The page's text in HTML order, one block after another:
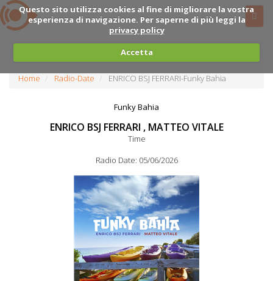
Questo sito utilizza cookies al fine di migliorare la vostra
esperienza di navigazione. Per saperne di più leggi la
privacy policy
Accetta
Home Radio-Date ENRICO BSJ FERRARI-Funky Bahia
Funky Bahia
ENRICO BSJ FERRARI , MATTEO VITALE
Time
Radio Date: 05/06/2026